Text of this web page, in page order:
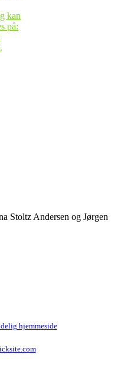
kan
på:
.
Stoltz Andersen og Jørgen
hjemmeside